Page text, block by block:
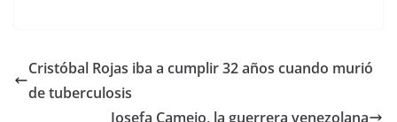
e
b
a p
Cristóbal Rojas iba a cumplir 32 años cuando murió
de tuberculosis
Josefa Camejo, la guerrera venezolana